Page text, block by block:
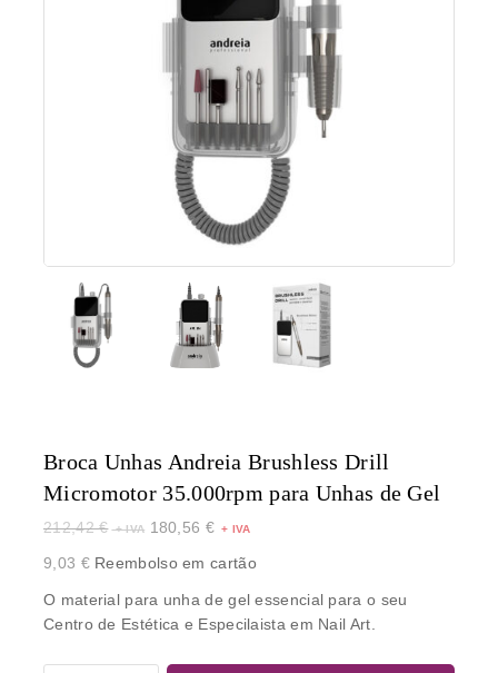
Broca Unhas Andreia Brushless Drill
Micromotor 35.000rpm para Unhas de Gel
212,42€ 180,56 €
9,03 €Reembolso em cartão
O material para unha de gel essencial para o seu
Centro de Estética e Especilaista em Nail Art.